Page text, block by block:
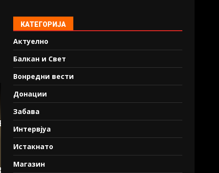
КАТЕГОРИЈА
Актуелно
Балкан и Свет
Вонредни вести
Донации
Забава
Интервјуа
Истакнато
Магазин